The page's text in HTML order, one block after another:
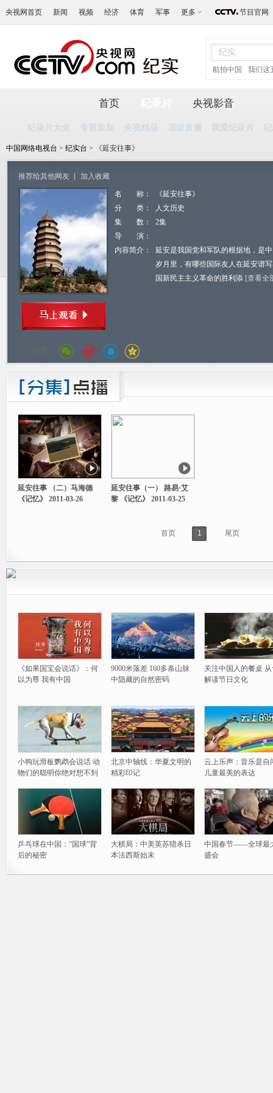
央视网首页 新闻 视频 经济 体育 军事 更多 节目官网
航拍中国 我们这
首页
纪录片大全 专题策划 央视精品 顶级首播 我爱纪录片
央视影音
中国网络电视台 > 纪实台 > 《延安往事》
推荐给其他网友 加入收藏
名 称：
《延安往事》
分 类：
人文历史
集 数：
2集
导 演：
内容简介：
延安是我国党和军队的根据地，是
岁月里，有哪些国际友人在延安谱
国新民主主义革命的胜利添 [查看全
分享：
延安往事 （二）马海德
《记忆》 2011-03-26
延安往事（一） 路易·艾
黎 《记忆》 2011-03-25
首页 1 尾页
《如果国宝会说话》：何
以为尊 我有中国
9000米落差 160多条山脉
中隐藏的自然密码
关注中国人的餐桌
解读节日文化
小狗玩滑板鹦鹉会说话 动
物们的聪明你绝对想不到
北京中轴线：华夏文明的
精彩印记
云上乐声：音乐是自
儿童最美的表达
乒乓球在中国：“国球”背
后的秘密
大棋局：中美英苏猎杀日
本法西斯始末
中国春节——全球最
盛会